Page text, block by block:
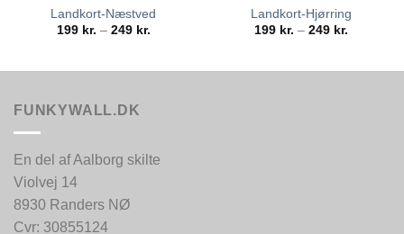
Landkort-Næstved
199 kr. – 249 kr.Prisinterval:
Landkort-Hjørring
199 kr. – 249 kr.
FUNKYWALL.DK
En del af Aalborg skilte
Violvej 14
8930 Randers NØ
Cvr: 30855124